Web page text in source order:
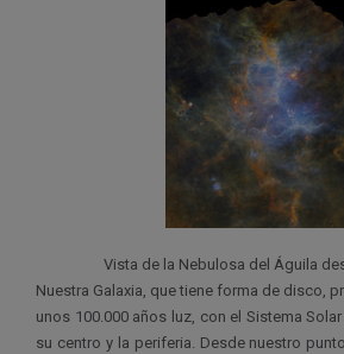
Vista de la Nebulosa del Águila
Nuestra Galaxia, que tiene forma de disco,
unos 100.000 años luz, con el Sistema
su centro y la periferia. Desde nuestro